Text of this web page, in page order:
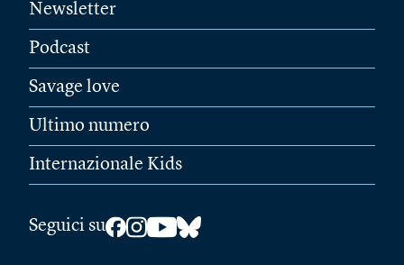
Newsletter
Podcast
Savage love
Ultimo numero
Internazionale Kids
Seguici su